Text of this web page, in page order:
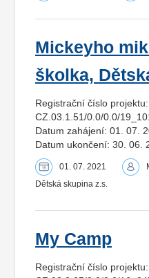
Mickeyho
školka,
Registrační číslo projektu:
CZ.03.1.51/0.0/0.0/
Datum zahájení: 01. 07.
Datum ukončení: 30. 06.
01. 07. 2021
Dětská skupina z.s.
My Camp
Registrační číslo projektu: